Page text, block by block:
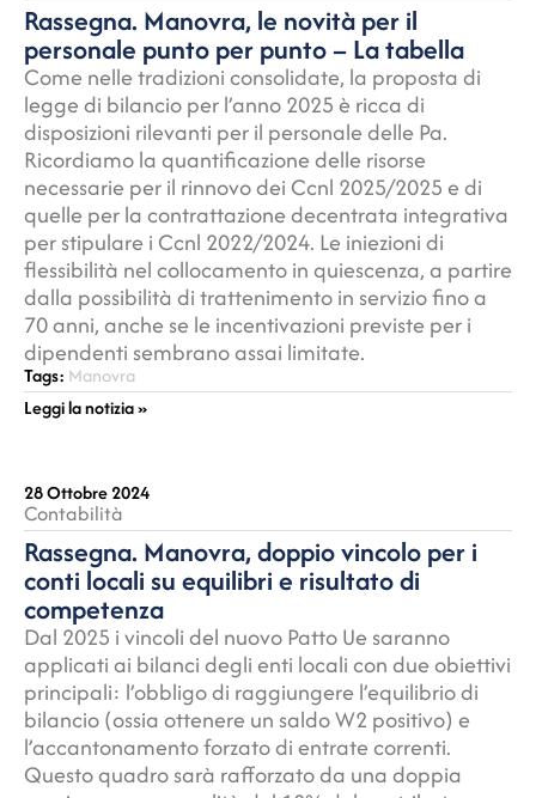
Rassegna. Manovra, le novità per il
personale punto per punto – La tabella
Come nelle tradizioni consolidate, la proposta di
legge di bilancio per l’anno 2025 è ricca di
disposizioni rilevanti per il personale delle Pa.
Ricordiamo la quantificazione delle risorse
necessarie per il rinnovo dei Ccnl 2025/2025 e di
quelle per la contrattazione decentrata integrativa
per stipulare i Ccnl 2022/2024. Le iniezioni di
flessibilità nel collocamento in quiescenza, a partire
dalla possibilità di trattenimento in servizio fino a
70 anni, anche se le incentivazioni previste per i
dipendenti sembrano assai limitate.
Tags: Manovra
Leggi la notizia »
28 Ottobre 2024
Contabilità
Rassegna. Manovra, doppio vincolo per i
conti locali su equilibri e risultato di
competenza
Dal 2025 i vincoli del nuovo Patto Ue saranno
applicati ai bilanci degli enti locali con due obiettivi
principali: l’obbligo di raggiungere l’equilibrio di
bilancio (ossia ottenere un saldo W2 positivo) e
l’accantonamento forzato di entrate correnti.
Questo quadro sarà rafforzato da una doppia